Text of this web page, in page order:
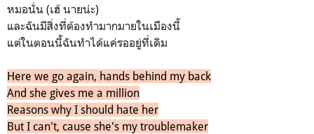
หมอนั่น (เฮ้ นายน่ะ)
และฉันมีสิ่งที่ต้องทำมากมายในเมืองนี้
แต่ในตอนนี้ฉันทำได้แค่รออยู่ที่เดิม
Here we go again, hands behind my back
And she gives me a million
Reasons why I should hate her
But I can't, cause she's my troublemaker